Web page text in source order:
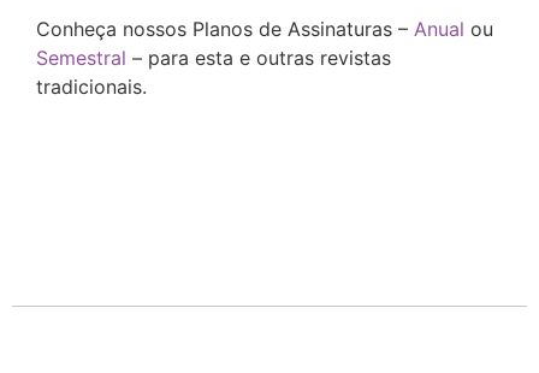
Conheça nossos Planos de Assinaturas – Anual ou
Semestral – para esta e outras revistas
tradicionais.